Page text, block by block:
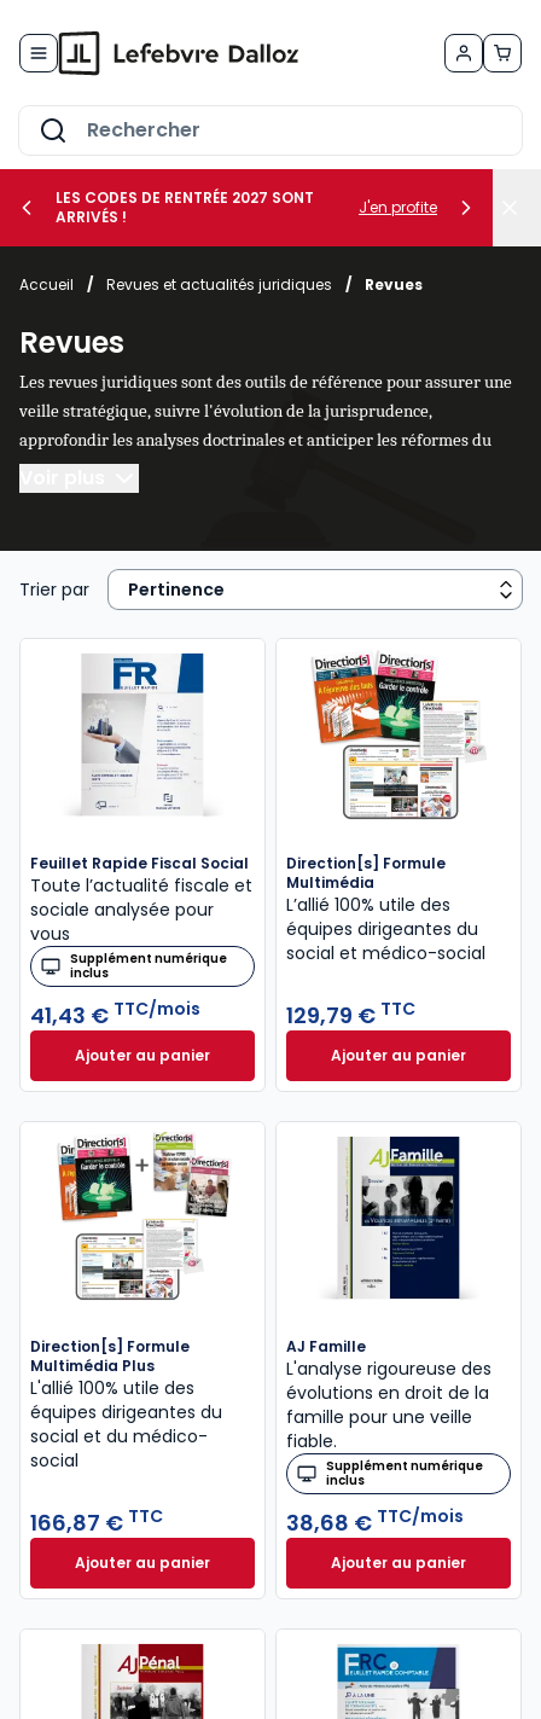
le sous-menu Vos métiers
le sous-menu Vos besoins
LES CODES DE RENTRÉE 2027 SONT
ARRIVÉS !
J'en profite
Accueil / Revues et actualités juridiques / Revues
Revues
Les revues juridiques sont des outils de référence pour assurer une
veille stratégique, suivre l'évolution de la jurisprudence,
approfondir les analyses doctrinales et anticiper les réformes du
droit. Cette page rassemble une sélection de publications
spécialisées adaptées aux juristes, avocats,
juridique.
Trier par
Feuillet Rapide Fiscal Social
Toute l’actualité fiscale et
sociale analysée pour
vous
Supplément numérique
inclus
41,43 € TTC/mois
Ajouter au panierFeuillet Rapide Fiscal Social à 41,43 €TTC/mois
Direction[s] Formule
Multimédia
L’allié 100% utile des
équipes dirigeantes du
social et médico-social
129,79 € TTC
Ajouter au panier
Direction[s]
Direction[s] Formule
Multimédia Plus
L'allié 100% utile des
équipes dirigeantes du
social et du médico-
social
166,87 € TTC
Ajouter au panierDirection[s] Formule Multimédia Plus à 166,87 €
AJ Famille
L'analyse rigoureuse des
évolutions en droit de la
famille pour une veille
fiable.
Supplément numérique
inclus
38,68 € TTC/mois
Ajouter au panier
AJ Famille à